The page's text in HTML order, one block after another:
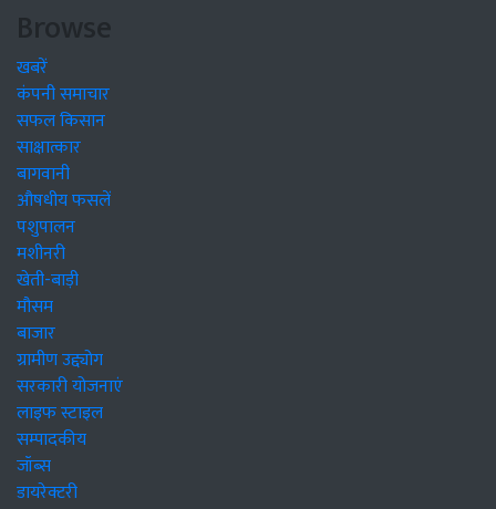
Browse
खबरें
कंपनी समाचार
सफल किसान
साक्षात्कार
बागवानी
औषधीय फसलें
पशुपालन
मशीनरी
खेती-बाड़ी
मौसम
बाजार
ग्रामीण उद्द्योग
सरकारी योजनाएं
लाइफ स्टाइल
सम्पादकीय
जॉब्स
डायरेक्टरी